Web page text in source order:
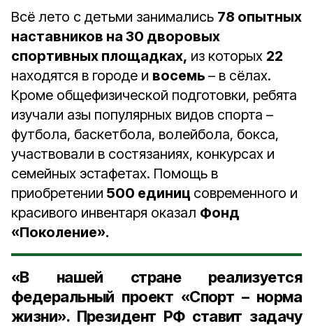
Всё лето с детьми занимались 78 опытных
наставников на 30 дворовых
спортивных площадках, из которых 22
находятся в городе и восемь – в сёлах.
Кроме общефизической подготовки, ребята
изучали азы популярных видов спорта –
футбола, баскетбола, волейбола, бокса,
участвовали в состязаниях, конкурсах и
семейных эстафетах. Помощь в
приобретении 500 единиц современного и
красивого инвентаря оказал Фонд
«Поколение».
«В нашей стране реализуется
федеральный проект «Спорт – норма
жизни». Президент РФ ставит задачу